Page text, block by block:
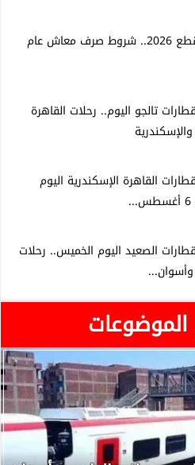
منحة القطع 2026.. شروط صرف معاش عام
تالجو اليوم.. رحلات القاهرة
القاهرة الإسكندرية اليوم
الصعيد اليوم الخميس.. رحلات
وأسوان...